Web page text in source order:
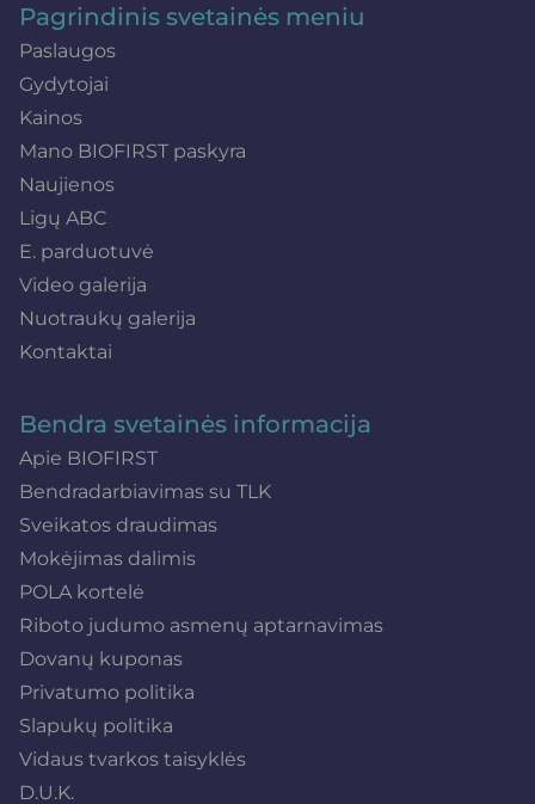
Pagrindinis svetainės meniu
Paslaugos
Gydytojai
Kainos
Mano BIOFIRST paskyra
Naujienos
Ligų ABC
E. parduotuvė
Video galerija
Nuotraukų galerija
Kontaktai
Bendra svetainės informacija
Apie BIOFIRST
Bendradarbiavimas su TLK
Sveikatos draudimas
Mokėjimas dalimis
POLA kortelė
Riboto judumo asmenų aptarnavimas
Dovanų kuponas
Privatumo politika
Slapukų politika
Vidaus tvarkos taisyklės
D.U.K.